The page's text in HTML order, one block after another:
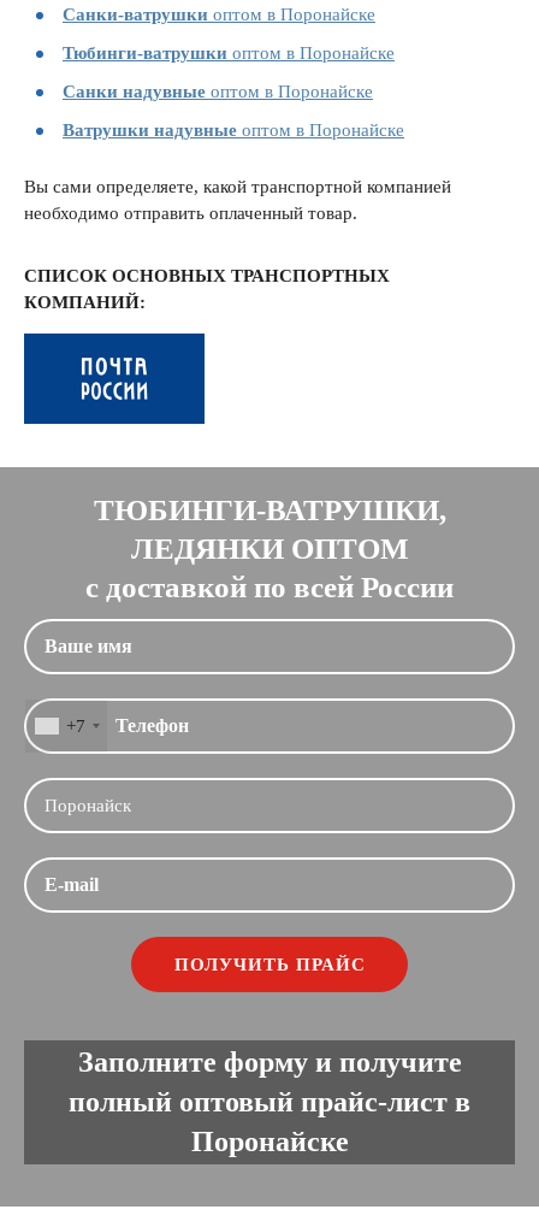
Санки-ватрушки оптом в Поронайске
Тюбинги-ватрушки оптом в Поронайске
Санки надувные оптом в Поронайске
Ватрушки надувные оптом в Поронайске
Вы сами определяете, какой транспортной компанией
необходимо отправить оплаченный товар.
СПИСОК ОСНОВНЫХ ТРАНСПОРТНЫХ
КОМПАНИЙ:
ТЮБИНГИ-ВАТРУШКИ,
ЛЕДЯНКИ ОПТОМ
с доставкой по всей России
+7
Заполните форму и получите
полный оптовый прайс-лист в
Поронайске